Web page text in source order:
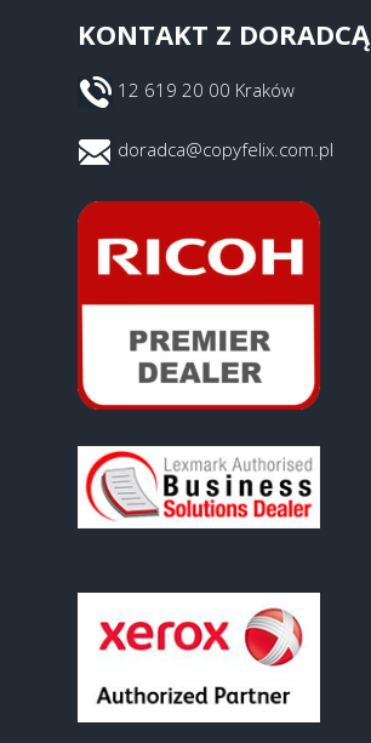
KONTAKT Z DORADCĄ
12 619 20 00 Kraków
doradca@copyfelix.com.pl